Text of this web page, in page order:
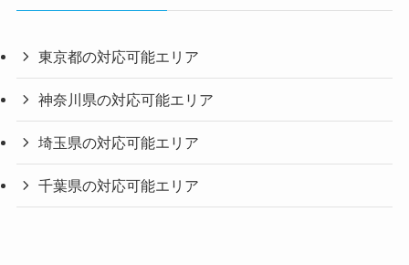
東京都の対応可能エリア
神奈川県の対応可能エリア
埼玉県の対応可能エリア
千葉県の対応可能エリア